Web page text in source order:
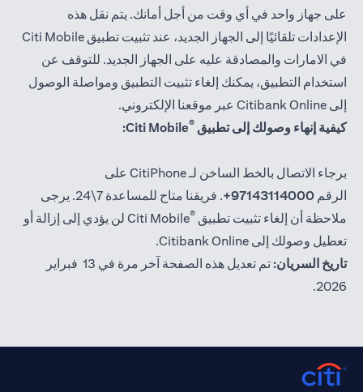
على جهاز واحد في أي وقت من أجل أمانك. يتم نقل هذه
الإعدادات تلقائيًا إلى الجهاز الجديد، عند تثبيت تطبيق Citi Mobile
في الامارات والمصادقة عليه على الجهاز الجديد. للتوقف عن
استخدام التطبيق، يمكنك إلغاء تثبيت التطبيق ومواصلة الوصول
إلى Citibank Online عبر موقعنا الإلكتروني.
كيفية إنهاء وصولك إلى تطبيق ®
Citi Mobile:
برجاء الاتصال بالخط الساخن لـ CitiPhone على
الرقم 97143114000+
. فريقنا متاح للمساعدة 7\24. يرجى
ملاحظة أن إلغاء تثبيت تطبيق ®
Citi Mobile لن يؤدي إلى إزالة أو
تعطيل وصولك إلى Citibank Online.
تاريخ السريان:
تم تعديل هذه الصفحة آخر مرة في 13 فبراير
2026.